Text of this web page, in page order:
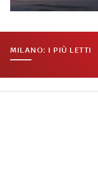
MILANO: I PIÙ LETTI